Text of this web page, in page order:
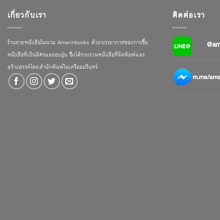
เกี่ยวกับเรา
ร้านขายหนังสือในนาม Amarinbooks ด้วยบรรยากาศของการซื้อ
หนังสือที่เป็นมิตรและอบอุ่น ซึ่งได้รวบรวมหนังสือที่จัดพิมพ์และ
สร้างสรรค์โดยสำนักพิมพ์ในเครืออมรินทร์
ติดต่อเรา
m.me/